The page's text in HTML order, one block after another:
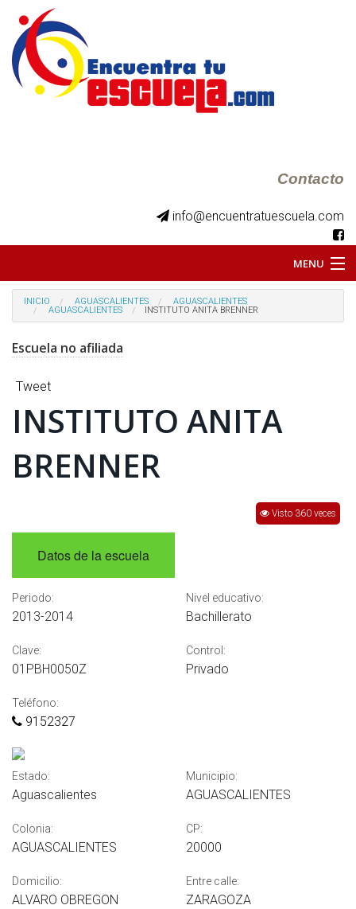
Contacto
info@encuentratuescuela.com
MENU
INICIO
CONTRATA PUBLICIDAD
INICIO AGUASCALIENTES
AGUASCALIENTES
AGUASCALIENTES
INSTITUTO ANITA BRENNER
Escuela no afiliada
Tweet
INSTITUTO ANITA
BRENNER
Visto 360 veces
Datos de la escuela
Periodo:
2013-2014
Nivel educativo:
Bachillerato
Clave:
01PBH0050Z
Control:
Privado
Teléfono:
9152327
Estado:
Aguascalientes
Municipio:
AGUASCALIENTES
Colonia:
AGUASCALIENTES
CP:
20000
Domicilio:
ALVARO OBREGON
Entre calle:
ZARAGOZA